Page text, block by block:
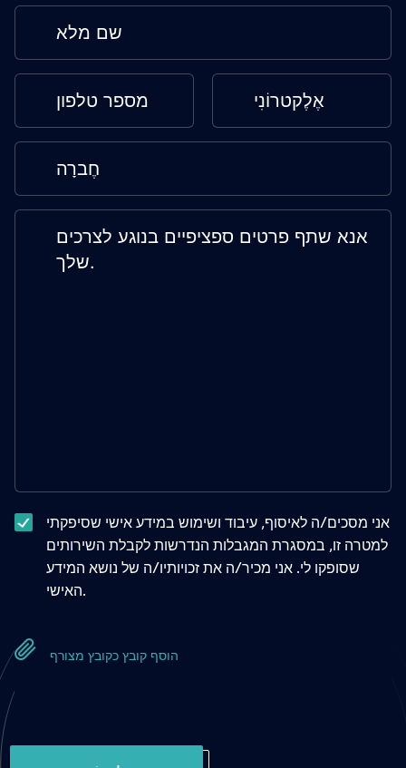
אני מסכים/ה לאיסוף, עיבוד ושימוש במידע אישי שסיפקתי
למטרה זו, במסגרת המגבלות הנדרשות לקבלת השירותים
שסופקו לי. אני מכיר/ה את זכויותיו/ה של נושא המידע
האישי.
הוסף קובץ כקובץ מצורף